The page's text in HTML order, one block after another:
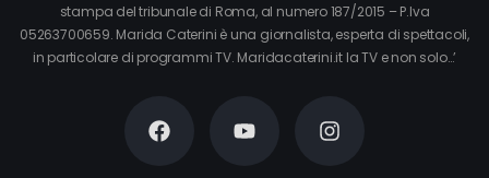
stampa del tribunale di Roma, al numero 187/2015 – P.Iva
05263700659. Marida Caterini è una giornalista, esperta di spettacoli,
in particolare di programmi TV. Maridacaterini.it la TV e non solo…’